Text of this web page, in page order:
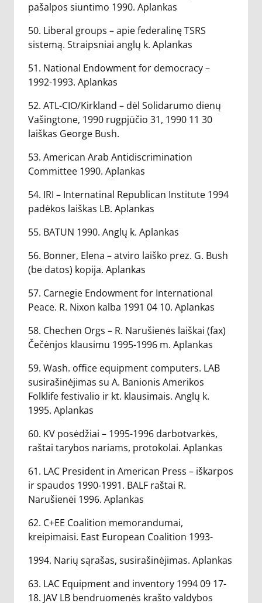
pašalpos siuntimo 1990. Aplankas
50. Liberal groups – apie federalinę TSRS
sistemą. Straipsniai anglų k. Aplankas
51. National Endowment for democracy –
1992-1993. Aplankas
52. ATL-CIO/Kirkland – dėl Solidarumo dienų
Vašingtone, 1990 rugpjūčio 31, 1990 11 30
laiškas George Bush.
53. American Arab Antidiscrimination
Committee 1990. Aplankas
54. IRI – Internatinal Republican Institute 1994
padėkos laiškas LB. Aplankas
55. BATUN 1990. Anglų k. Aplankas
56. Bonner, Elena – atviro laiško prez. G. Bush
(be datos) kopija. Aplankas
57. Carnegie Endowment for International
Peace. R. Nixon kalba 1991 04 10. Aplankas
58. Chechen Orgs – R. Narušienės laiškai (fax)
Čečėnjos klausimu 1995-1996 m. Aplankas
59. Wash. office equipment computers. LAB
susirašinėjimas su A. Banionis Amerikos
Folklife festivalio ir kt. klausimais. Anglų k.
1995. Aplankas
60. KV posėdžiai – 1995-1996 darbotvarkės,
raštai tarybos nariams, protokolai. Aplankas
61. LAC President in American Press – iškarpos
ir spaudos 1990-1991. BALF raštai R.
Narušienėi 1996. Aplankas
62. C+EE Coalition memorandumai,
kreipimaisi. East European Coalition 1993-
1994. Narių sąrašas, susirašinėjimas. Aplankas
63. LAC Equipment and inventory 1994 09 17-
18. JAV LB bendruomenės krašto valdybos